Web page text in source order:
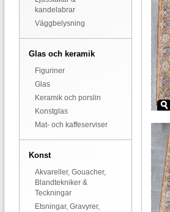
kandelabrar
Väggbelysning
Glas och keramik
Figuriner
Glas
Keramik och porslin
Konstglas
Mat- och kaffeserviser
Konst
Akvareller, Gouacher,
Blandtekniker &
Teckningar
Etsningar, Gravyrer,